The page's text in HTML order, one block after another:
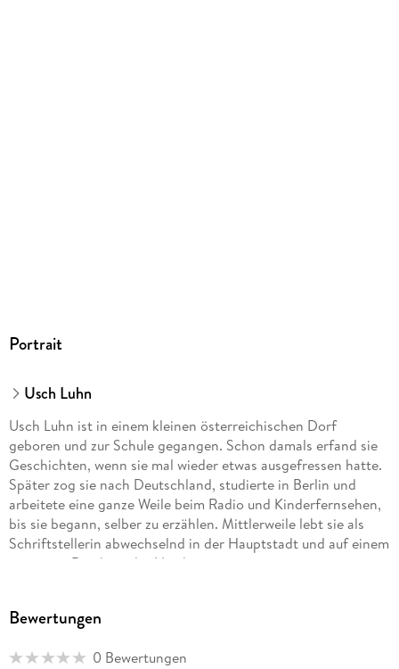
Portrait
Usch Luhn
Usch Luhn ist in einem kleinen österreichischen Dorf
geboren und zur Schule gegangen. Schon damals erfand sie
Geschichten, wenn sie mal wieder etwas ausgefressen hatte.
Später zog sie nach Deutschland, studierte in Berlin und
arbeitete eine ganze Weile beim Radio und Kinderfernsehen,
bis sie begann, selber zu erzählen. Mittlerweile lebt sie als
Schriftstellerin abwechselnd in der Hauptstadt und auf einem
einsamen Deich an der Nordsee.
Bewertungen
0 Bewertungen